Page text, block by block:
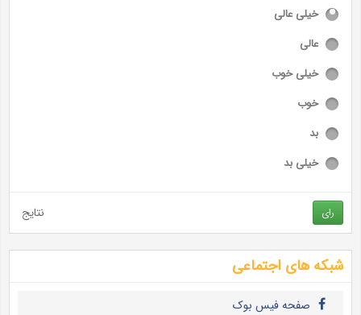
خیلی عالی
عالی
خیلی خوب
خوب
بد
خیلی بد
رای نتایج
شبکه های اجتماعی
صفحه فیس بوک